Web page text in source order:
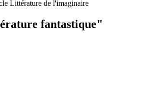
Littérature de l'imaginaire
fantastique"